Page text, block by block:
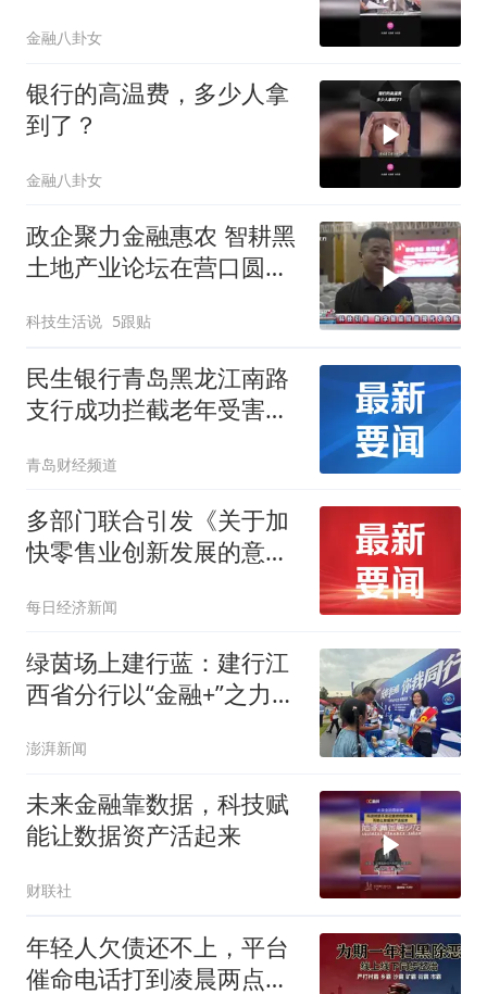
金融八卦女
银行的高温费，多少人拿
到了？
金融八卦女
政企聚力金融惠农 智耕黑
土地产业论坛在营口圆满
科技生活说 5跟贴
民生银行青岛黑龙江南路
支行成功拦截老年受害人
青岛财经频道
多部门联合引发《关于加
快零售业创新发展的意
力，稳定币概念现涨停潮
每日经济新闻
绿茵场上建行蓝：建行江
西省分行以“金融+”之力燃
澎湃新闻
未来金融靠数据，科技赋
能让数据资产活起来
财联社
年轻人欠债还不上，平台
催命电话打到凌晨两点，